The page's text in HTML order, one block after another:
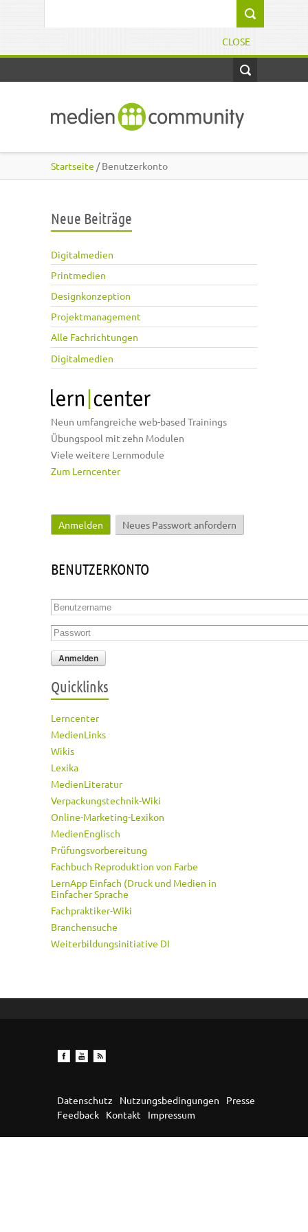
CLOSE
Startseite / Benutzerkonto
Neue Beiträge
Digitalmedien
Printmedien
Designkonzeption
Projektmanagement
Alle Fachrichtungen
Digitalmedien
Neun umfangreiche web-based Trainings
Übungspool mit zehn Modulen
Viele weitere Lernmodule
Zum Lerncenter
Haupt-Reiter
Anmelden (aktiver Reiter)
Neues Passwort anfordern
BENUTZERKONTO
Benutzername
Passwort
Quicklinks
Lerncenter
MedienLinks
Wikis
Lexika
MedienLiteratur
Verpackungstechnik-Wiki
Online-Marketing-Lexikon
MedienEnglisch
Prüfungsvorbereitung
Fachbuch Reproduktion von Farbe
LernApp Einfach (Druck und Medien in
Einfacher Sprache
Fachpraktiker-Wiki
Branchensuche
Weiterbildungsinitiative DI
Datenschutz Nutzungsbedingungen
Presse
Feedback
Kontakt Impressum